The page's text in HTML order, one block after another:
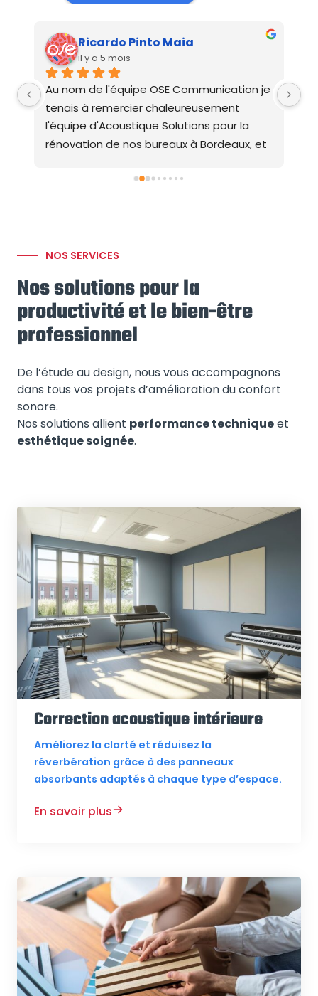
Ricardo Pinto Maia
il y a 5 mois
Au nom de l'équipe OSE Communication je
tenais à remercier chaleureusement
l'équipe d'Acoustique Solutions pour la
rénovation de nos bureaux à Bordeaux, et
plafond acoustique.Le résultat est
remarqué. Le brouhaha ambiant a
ressent directement sur la fatigue en fin
de journée et la qualité de nos
échanges.Nous travaillons aujourd'hui dans
un cadre nettement plus agréable et
recommande sans hésiter !
NOS SERVICES
Nos solutions pour la
productivité et le bien-être
professionnel
De l’étude au design, nous vous accompagnons
dans tous vos projets d’amélioration du confort
sonore.
Nos solutions allient performance techniqueet
esthétique soignée.
Correction acoustique intérieure
Améliorez la clarté et réduisez la
réverbération grâce à des panneaux
absorbants adaptés à chaque type d’espace.
En savoir plus